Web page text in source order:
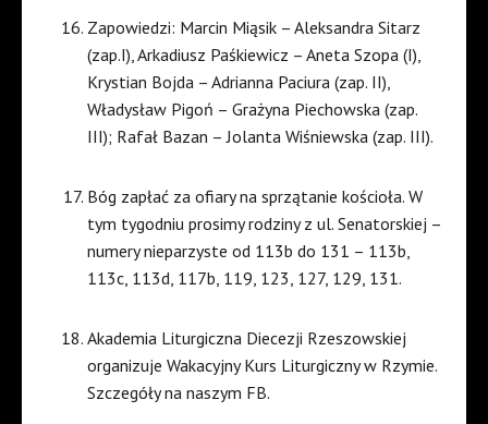
Zapowiedzi: Marcin Miąsik – Aleksandra Sitarz
(zap.I), Arkadiusz Paśkiewicz – Aneta Szopa (I),
Krystian Bojda – Adrianna Paciura (zap. II),
Władysław Pigoń – Grażyna Piechowska (zap.
III); Rafał Bazan – Jolanta Wiśniewska (zap. III).
Bóg zapłać za ofiary na sprzątanie kościoła. W
tym tygodniu prosimy rodziny z ul. Senatorskiej –
numery nieparzyste od 113b do 131 – 113b,
113c, 113d, 117b, 119, 123, 127, 129, 131.
Akademia Liturgiczna Diecezji Rzeszowskiej
organizuje Wakacyjny Kurs Liturgiczny w Rzymie.
Szczegóły na naszym FB.